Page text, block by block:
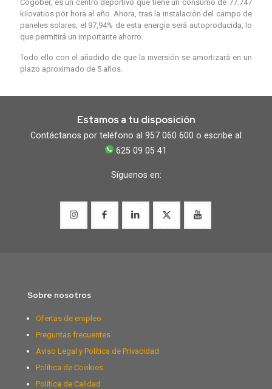
Cogober, es un centro deportivo que tiene un consumo de 77.747
kilovatios por hora al año. Ahora, tras la instalación del campo de
paneles solares, el 97,94% de esta energía será autoproducida, lo
que permitirá un importante ahorro.
Todo ello con el añadido de que la inversión se amortizará en un
plazo aproximado de 5 años.
Estamos a tu disposición
Contáctanos por teléfono al 957 060 600 o escribe al
625 09 05 41
Síguenos en:
Sobre nosotros
Ofertas de empleo
Preguntas frecuentes
Aviso Legal y Política de Privacidad
Política de Cookies
Política de Calidad